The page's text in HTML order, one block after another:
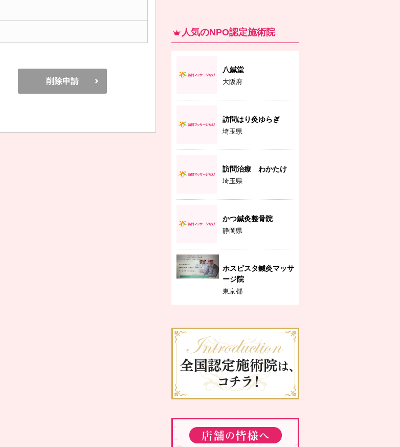
削除申請
人気のNPO認定施術院
八鍼堂
大阪府
訪問はり灸ゆらぎ
埼玉県
訪問治療 わかたけ
埼玉県
かつ鍼灸整骨院
静岡県
ホスピスタ鍼灸マッサ
ージ院
東京都